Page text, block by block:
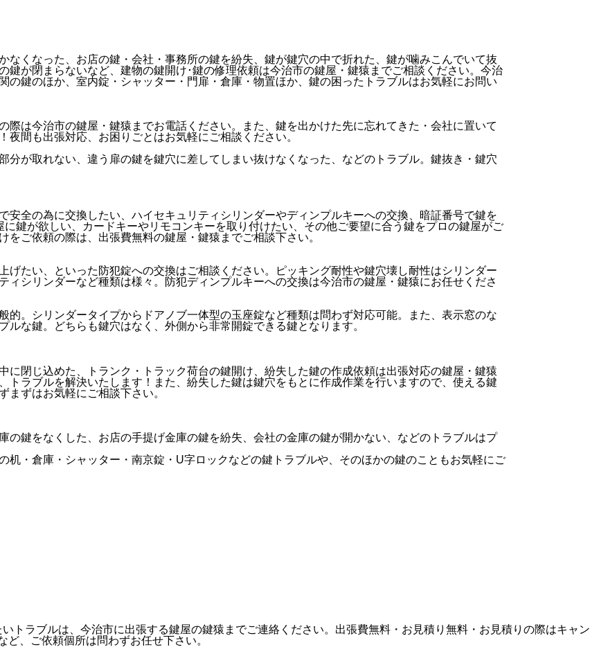
なくなった、お店の鍵・会社・事務所の鍵を紛失、鍵が鍵穴の中で折れた、鍵が噛みこんでいて抜
鍵が閉まらないなど、建物の鍵開け･鍵の修理依頼は今治市の鍵屋・鍵猿までご相談ください。今治
の鍵のほか、室内錠・シャッター・門扉・倉庫・物置ほか、鍵の困ったトラブルはお気軽にお問い
際は今治市の鍵屋・鍵猿までお電話ください。また、鍵を出かけた先に忘れてきた・会社に置いて
間も出張対応、お困りごとはお気軽にご相談ください。
分が取れない、違う扉の鍵を鍵穴に差してしまい抜けなくなった、などのトラブル。鍵抜き・鍵穴
安全の為に交換したい、ハイセキュリティシリンダーやディンプルキーへの交換、暗証番号で鍵を
鍵が欲しい、カードキーやリモコンキーを取り付けたい、その他ご要望に合う鍵をプロの鍵屋がご
ご依頼の際は、出張費無料の鍵屋・鍵猿までご相談下さい。
げたい、といった防犯錠への交換はご相談ください。ピッキング耐性や鍵穴壊し耐性はシリンダー
ィシリンダーなど種類は様々。防犯ディンプルキーへの交換は今治市の鍵屋・鍵猿にお任せくださ
的。シリンダータイプからドアノブ一体型の玉座錠など種類は問わず対応可能。また、表示窓のな
な鍵。どちらも鍵穴はなく、外側から非常開錠できる鍵となります。
に閉じ込めた、トランク・トラック荷台の鍵開け、紛失した鍵の作成依頼は出張対応の鍵屋・鍵猿
トラブルを解決いたします！また、紛失した鍵は鍵穴をもとに作成作業を行いますので、使える鍵
まずはお気軽にご相談下さい。
の鍵をなくした、お店の手提げ金庫の鍵を紛失、会社の金庫の鍵が開かない、などのトラブルはプ
机・倉庫・シャッター・南京錠・U字ロックなどの鍵トラブルや、そのほかの鍵のこともお気軽にご
トラブルは、今治市に出張する鍵屋の鍵猿までご連絡ください。出張費無料・お見積り無料・お見積りの際はキャン
、ご依頼個所は問わずお任せ下さい。